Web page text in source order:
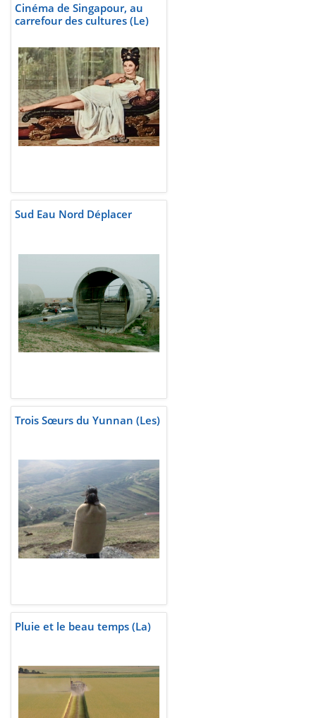
Cinéma de Singapour, au
carrefour des cultures (Le)
Sud Eau Nord Déplacer
Trois Sœurs du Yunnan (Les)
Pluie et le beau temps (La)